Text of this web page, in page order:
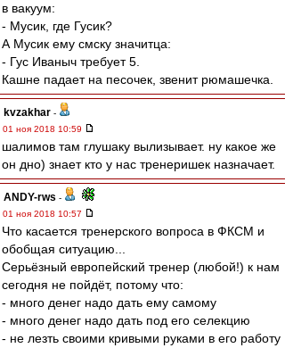
в вакуум:
- Мусик, где Гусик?
А Мусик ему смску значитца:
- Гус Иваныч требует 5.
Кашне падает на песочек, звенит рюмашечка.
kvzakhar -
01 ноя 2018 10:59
шалимов там глушаку вылизывает. ну какое же
он дно) знает кто у нас тренеришек назначает.
ANDY-rws -
01 ноя 2018 10:57
Что касается тренерского вопроса в ФКСМ и
обобщая ситуацию...
Серьёзный европейский тренер (любой!) к нам
сегодня не пойдёт, потому что:
- много денег надо дать ему самому
- много денег надо дать под его селекцию
- не лезть своими кривыми руками в его работу